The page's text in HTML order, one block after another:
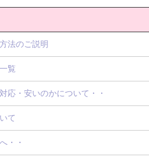
法のご説明
覧
応・安いのかについて・・
て
・・